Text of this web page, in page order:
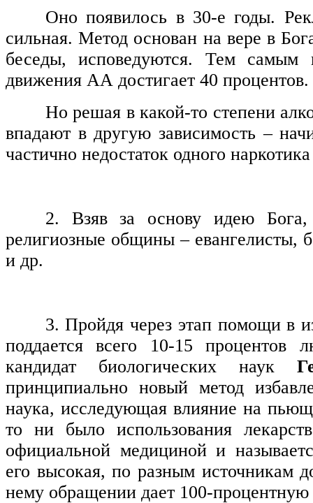
Оно появилось в 30-е годы.
сильная. Метод основан на вере в
беседы, исповедуются. Тем самым
движения АА достигает 40 процентов.
Но решая в какой-то степени
впадают в другую зависимость –
частично недостаток одного
2. Взяв за основу идею Бога,
религиозные общины – евангелисты,
и др.
3. Пройдя через этап помощи в
поддается всего 10-15 процентов
кандидат биологических наук
принципиально новый метод
наука, исследующая влияние на
то ни было использования
официальной медициной и
его высокая, по разным источникам
нему обращении дает 100-